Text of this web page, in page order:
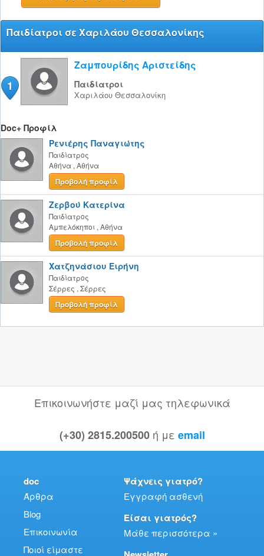
Παιδίατροι σε Χαριλάου Θεσσαλονίκης
1
Ζαμπουρίδης Αριστείδης
Παιδίατροι
Χαριλάου Θεσσαλονίκη
Doc+ Προφίλ
Ρενιέρης Παναγιώτης
Παιδίατρος
Αθήνα , Αθήνα
Προβολή προφίλ
Ζερβού Κατερίνα
Παιδίατρος
Αμπελόκηποι , Αθήνα
Προβολή προφίλ
Χατζηνάσιου Ειρήνη
Παιδίατρος
Σέρρες , Σέρρες
Προβολή προφίλ
Επικοινωνήστε μαζί μας τηλεφωνικά
(+30) 2815.200500 ή με email
doc
Άρθρα
Blog
Επικοινωνία
Ποιοί είμαστε
Ψάχνεις γιατρό?
Εγγραφή ασθενή
Είσαι γιατρός?
Μάθε περισσότερα »